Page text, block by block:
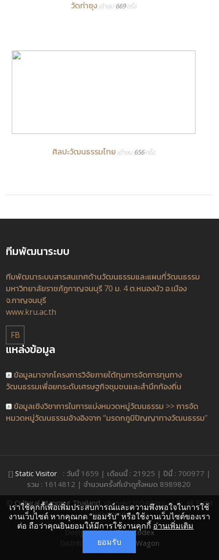
วัดท่าซุง เข้าชม 669 ครั้ง
ศิลปะวัฒนธรรมไทย เข้าชม 656 ครั้ง
ทีมพัฒนาระบบ
ทีมพัฒนาระบบสารสนเทศด้านวัฒนธรรมและแผนที่วัฒนธรรม
มหาวิทยาลัยราชภัฏกาญจนบุรี 70 ม. 4 ต.หนองบัว อ.เมือง
จ.กาญจนบุรี
www.kru.ac.th
FB
แหล่งข้อมูล
ข้อมูลมาจากโครงการวิจัยภายใต้ทุนการจัดการทุนทาง
วัฒนธรรมเพื่อยกระดับเศรษฐกิจชุมชนและสำนึกท้องถิ่น
ข้อมูลเชิงวิชาการในการแบ่งหมวดหมู่วัฒนธรรม >> การจัด
หมวดหมู่วัฒนธรรมอ้างอิงจาก “มรดกภูมิปัญญาทางวัฒนธรรม”
[] Static Visitor : วันนี้ 1659 | เดือนนี้ : 21925 | ปีนี้ : 700977 |
รวม : 1614812 | จำนวนครั้งที่เข้าดูทั้งหมด 8989820
© Cultural Mapping Thailand , chanakit2004@kru.ac.th. All Right
Reserved.
Designed ByHTML Codex
Distributed By:ThemeWagon
เราใช้คุกกี้เพื่อเพิ่มประสบการณ์และความพึงพอใจในการใช้
งานเว็บไซต์ หากคุณกด “ยอมรับ” หรือใช้งานเว็บไซต์ของเรา
ต่อ ถือว่าคุณยินยอมให้มีการใช้งานคุกกี้ อ่านเพิ่มเติม
ยอมรับ